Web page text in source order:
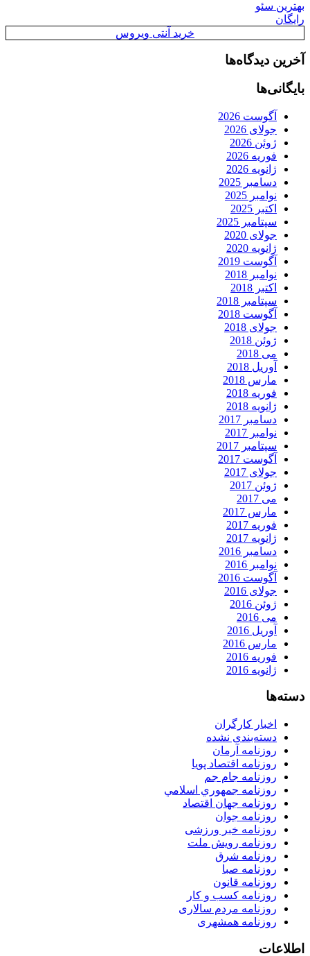
بهترین سئو
رایگان
خرید آنتی ویروس
آخرین دیدگاه‌ها
بایگانی‌ها
آگوست 2026
جولای 2026
ژوئن 2026
فوریه 2026
ژانویه 2026
دسامبر 2025
نوامبر 2025
اکتبر 2025
سپتامبر 2025
جولای 2020
ژانویه 2020
آگوست 2019
نوامبر 2018
اکتبر 2018
سپتامبر 2018
آگوست 2018
جولای 2018
ژوئن 2018
می 2018
آوریل 2018
مارس 2018
فوریه 2018
ژانویه 2018
دسامبر 2017
نوامبر 2017
سپتامبر 2017
آگوست 2017
جولای 2017
ژوئن 2017
می 2017
مارس 2017
فوریه 2017
ژانویه 2017
دسامبر 2016
نوامبر 2016
آگوست 2016
جولای 2016
ژوئن 2016
می 2016
آوریل 2016
مارس 2016
فوریه 2016
ژانویه 2016
دسته‌ها
اخبار کارگران
دسته‌بندی نشده
روزنامه آرمان
روزنامه اقتصاد پویا
روزنامه جام جم
روزنامه جمهوري اسلامي
روزنامه جهان اقتصاد
روزنامه جوان
روزنامه خبر ورزشى
روزنامه رویش ملت
روزنامه شرق
روزنامه صبا
روزنامه قانون
روزنامه كسب و كار
روزنامه مردم سالاری
روزنامه همشهری
اطلاعات